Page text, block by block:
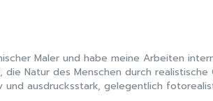
Maler und habe meine Arbeiten
Natur des Menschen durch realistische
und ausdrucksstark, gelegentlich